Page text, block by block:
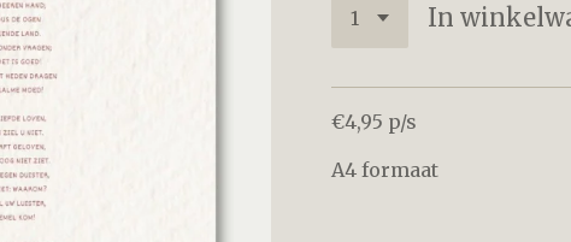
In
€4,95 p/s
A4 formaat